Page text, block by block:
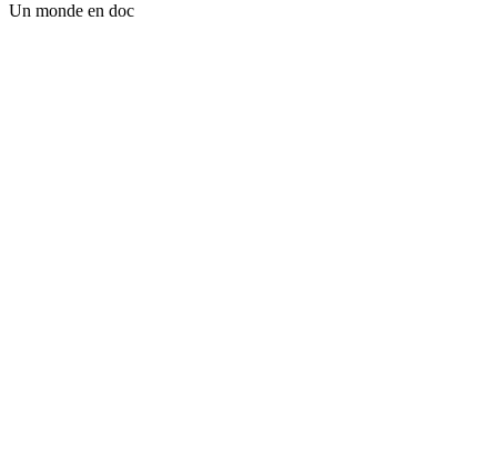
Un monde en doc